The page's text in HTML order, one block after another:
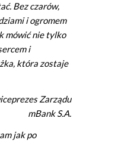
Bez czarów,
i ogromem
mówić nie tylko
i
która zostaje
Zarządu
mBank S.A.
jak po